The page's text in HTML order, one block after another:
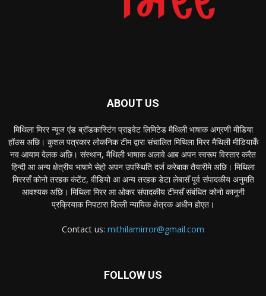
ABOUT US
मिथिला मिरर न्यूज एंड ब्रॉडकास्टिंग प्राइवेट लिमिटेड मैथिली भाषाक अग्रणी मीडिया
हॉउस अछि। कुशल पत्रकार लोकनिक टीम द्वारा संचालित मिथिला मिरर मैथिली मीडियाकेँ
नव आयाम देलक अछि। संस्थान, मैथिली भाषाक अलावे आब अपन स्वरूप विस्तार करैत
हिन्दी आ अन्य क्षेत्रीय भाषामे सेहो अपन उपस्थिति दर्ज करेबाक तैयारीमे अछि। मिथिला
मिररसँ कोनो तरहक कंटेंट, वीडियो आ अन्य तरहक डेटा लेबासँ पूर्व संपादकीय अनुमति
आवश्यक अछि। मिथिला मिरर आ ओकर संपादकीय टीमसँ संबंधित कोनो कानूनी
प्रक्रियाक निपटारा दिल्ली न्यायिक क्षेत्रक अधीन होएत।
Contact us: mithilamirror@gmail.com
FOLLOW US